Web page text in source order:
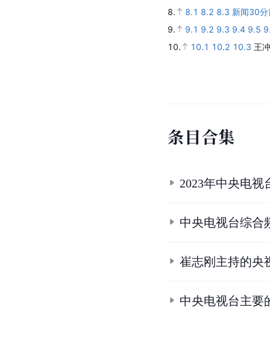
8.
8.1 8.2 8.3 新闻30分
9.
9.1 9.2 9.3 9.4 9.5
10.
10.1 10.2 10.3 王
条目合集
2023年中央电视
中央电视台综合
崔志刚主持的央
中央电视台主要